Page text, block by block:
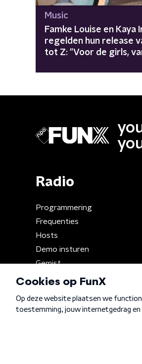
Music
Famke Louise en Kaya
regelden hun release
tot Z: "Voor de girls,
Radio
Programmering
Frequenties
Hosts
Demo insturen
Gemist
Algemene voorwaarden